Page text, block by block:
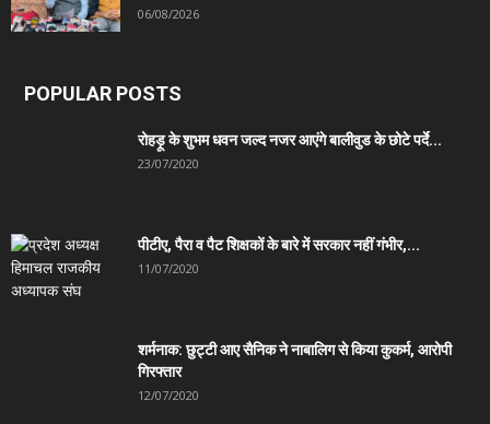
06/08/2026
POPULAR POSTS
रोहड़ू के शुभम धवन जल्द नजर आएंगे बालीवुड के छोटे पर्दे...
23/07/2020
पीटीए, पैरा व पैट शिक्षकों के बारे में सरकार नहीं गंभीर,...
11/07/2020
शर्मनाक: छुट्टी आए सैनिक ने नाबालिग से किया कुकर्म, आरोपी
गिरफ्तार
12/07/2020